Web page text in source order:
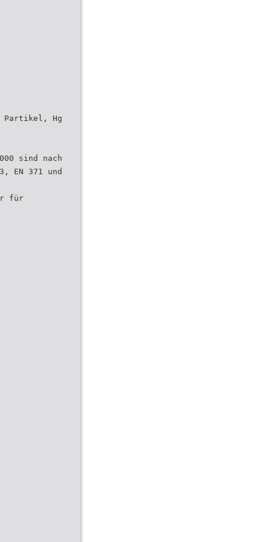
Partikel, Hg
sind nach
EN 371 und
für